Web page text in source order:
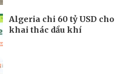
Algeria chi 60 tỷ USD cho
khai thác dầu khí